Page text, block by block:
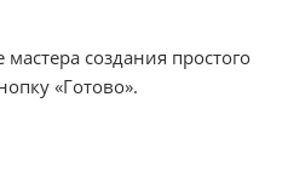
создания простого
«Готово».